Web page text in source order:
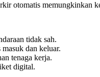
otomatis memungkinkan
tidak sah.
dan keluar.
tenaga kerja.
digital.